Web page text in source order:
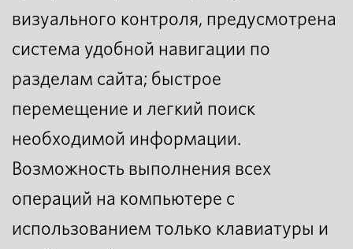
визуального контроля, предусмотрена
система удобной навигации по
разделам сайта; быстрое
перемещение и легкий поиск
необходимой информации.
Возможность выполнения всех
операций на компьютере с
использованием только клавиатуры и